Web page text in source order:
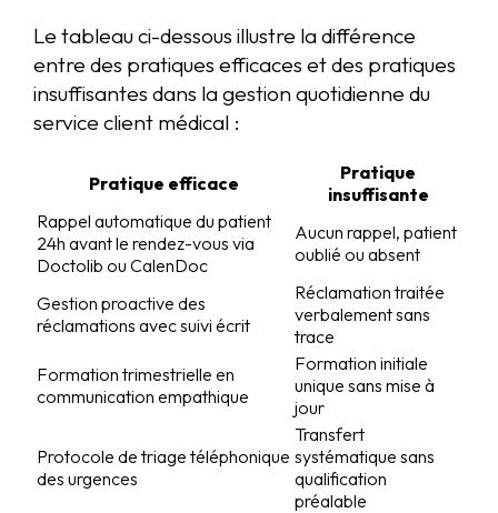
Le tableau ci-dessous illustre la différence
entre des pratiques efficaces et des pratiques
insuffisantes dans la gestion quotidienne du
service client médical :
Pratique efficace
Pratique
insuffisante
Rappel automatique du patient
24h avant le rendez-vous via
Doctolib ou CalenDoc
Aucun rappel, patient
oublié ou absent
Gestion proactive des
réclamations avec suivi écrit
Réclamation traitée
verbalement sans
trace
Formation trimestrielle en
communication empathique
Formation initiale
unique sans mise à
jour
Protocole de triage téléphonique
des urgences
Transfert
systématique sans
qualification
préalable